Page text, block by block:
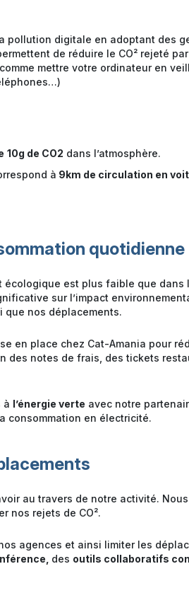
pollution digitale en adoptant des
de réduire le CO² rejeté
comme mettre votre ordinateur en
10g de CO2 dans l’atmosphère.
à 9km de circulation en
quotidienne
est plus faible que dans
sur l’impact
que nos déplacements.
en place chez Cat-Amania pour
des notes de frais, des tickets
à l’énergie verte avec notre
consommation en électricité.
au travers de notre activité.
nos rejets de CO².
agences et ainsi limiter les
des outils collaboratifs